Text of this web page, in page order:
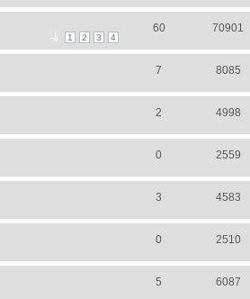
1 2 3 4
60 70901
7 8085
2 4998
0 2559
3 4583
0 2510
5 6087